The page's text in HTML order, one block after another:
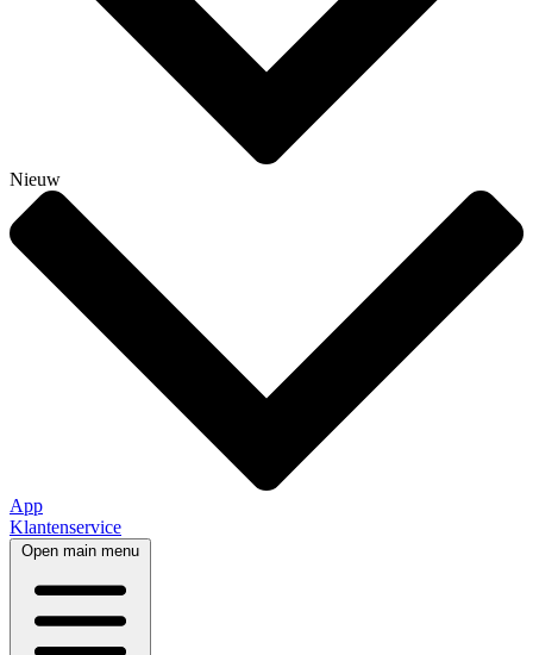
Nieuw
App
Klantenservice
Open main menu